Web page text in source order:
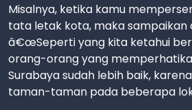
Misalnya, ketika kamu
tata letak kota, maka sampaikan
â€œSeperti yang kita ketahui
orang-orang yang
Surabaya sudah lebih baik,
taman-taman pada beberapa